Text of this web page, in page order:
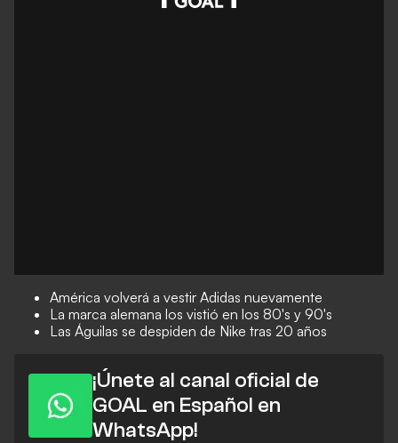
América volverá a vestir Adidas nuevamente
La marca alemana los vistió en los 80's y 90's
Las Águilas se despiden de Nike tras 20 años
¡Únete al canal oficial de
GOAL en Español en
WhatsApp!